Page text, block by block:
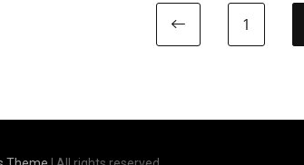
Previous page
1